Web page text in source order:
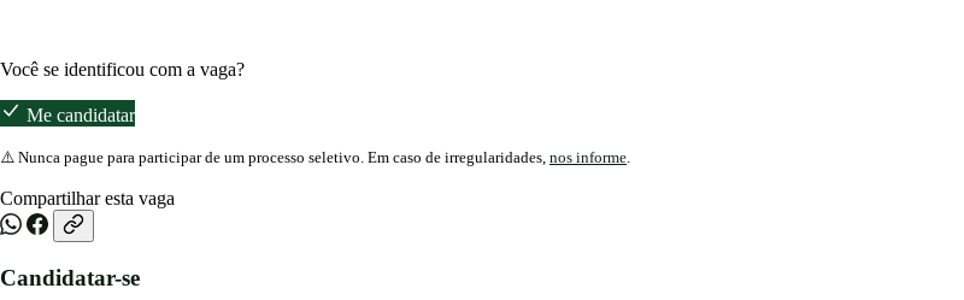
Você se identificou com a vaga?
Me candidatar
⚠️ Nunca pague para participar de um processo seletivo. Em caso de irregularidades, nos informe.
Compartilhar esta vaga
Candidatar-se